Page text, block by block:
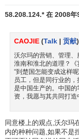
西尔斯公司是全
它在美国的普及度
年至少去西尔斯购物
以中下阶层为消费诉
样，就是商品价格低
业危机四伏，到
赶超，为了公司的生
略，把注意力转移到
业，进行多角化经营
得以战胜稳居霸主地
58.208.124.* 在 2008
CAOJIE (Talk | 贡献
沃尔玛的营销、管理、
淮南和淮北的道理？《
“到楚国怎能变成这样
员工，但是同行业的
是中国生产的。中国
资，我愿与其共同打造
同意楼上的观点,沃尔玛
内的种种问题,如果不是